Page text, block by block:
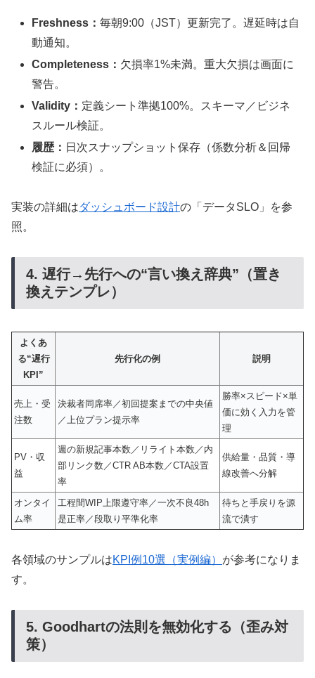
Freshness：毎朝9:00（JST）更新完了。遅延時は自
動通知。
Completeness： 欠損率1%未満。重大欠損は画面に
警告。
Validity： 定義シート準拠100%。スキーマ／ビジネ
スルール検証。
履歴： 日次スナップショット保存（係数分析＆回帰
検証に必須）。
実装の詳細はダッシュボード設計の「データSLO」を参
照。
4. 遅行→先行への“言い換え辞典”（置き
換えテンプレ）
よくあ
る“遅行
KPI”
先行化の例 説明
売上・受
注数
決裁者同席率／初回提案までの中央値
／上位プラン提示率
勝率×スピード×単
価に効く入力を管
理
PV・収
益
週の新規記事本数／リライト本数／内
部リンク数／CTR AB本数／CTA設置
率
供給量・品質・導
線改善へ分解
オンタイ
ム率
工程間WIP上限遵守率／一次不良48h
是正率／段取り平準化率
待ちと手戻りを源
流で潰す
各領域のサンプルはKPI例10選（実例編） が参考になりま
す。
5. Goodhartの法則を無効化する（歪み対
策）